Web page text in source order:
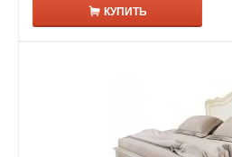
КУПИТЬ